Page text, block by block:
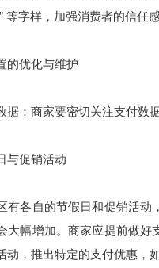
等字样，加强消费者的信任感
的优化与维护
据：商家要密切关注支付数
与促销活动
有各自的节假日和促销活
大幅增加。商家应提前做好
动，推出特定的支付优惠，